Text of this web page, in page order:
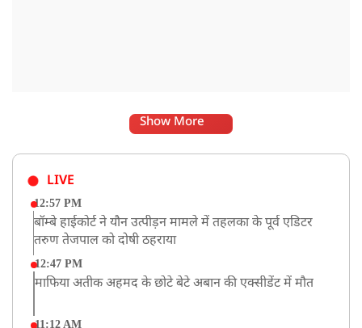
Show More
LIVE
12:57 PM
बॉम्बे हाईकोर्ट ने यौन उत्पीड़न मामले में तहलका के पूर्व एडिटर
तरुण तेजपाल को दोषी ठहराया
12:47 PM
माफिया अतीक अहमद के छोटे बेटे अबान की एक्सीडेंट में मौत
11:12 AM